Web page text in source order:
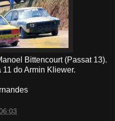
Bittencourt (Passat 13).
11 do Armin Kliewer.